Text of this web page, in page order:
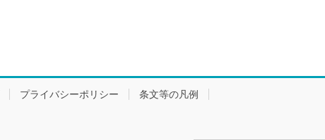
プライバシーポリシー 条文等の凡例